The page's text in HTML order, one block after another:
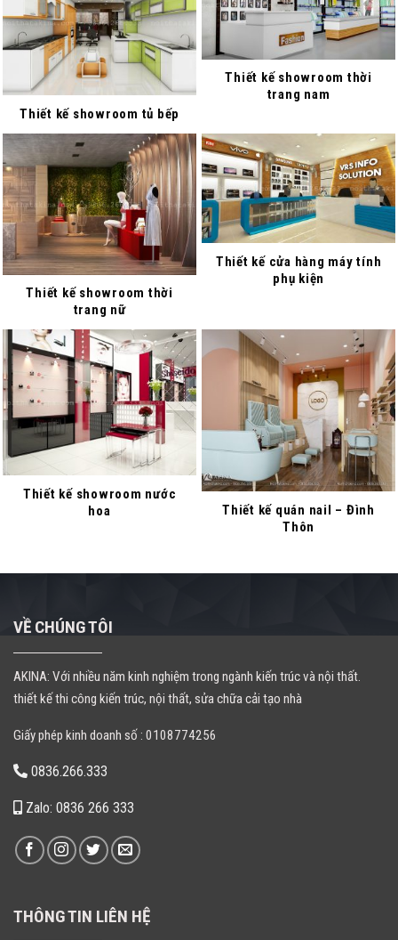
Thiết kế showroom tủ bếp
Thiết kế showroom thời
trang nam
Thiết kế showroom thời
trang nữ
Thiết kế cửa hàng máy tính
phụ kiện
Thiết kế showroom nước
hoa
Thiết kế quán nail – Đình
Thôn
VỀ CHÚNG TÔI
AKINA: Với nhiều năm kinh nghiệm trong ngành kiến trúc và nội thất.
thiết kế thi công kiến trúc, nội thất, sửa chữa cải tạo nhà
Giấy phép kinh doanh số : 0108774256
0836.266.333
Zalo: 0836 266 333
THÔNG TIN LIÊN HỆ